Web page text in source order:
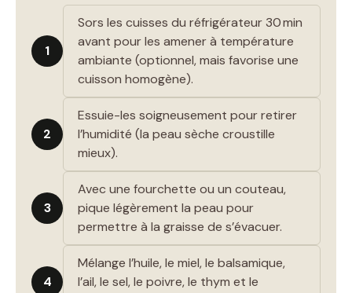
1
Sors les cuisses du réfrigérateur 30 min
avant pour les amener à température
ambiante (optionnel, mais favorise une
cuisson homogène).
2
Essuie-les soigneusement pour retirer
l’humidité (la peau sèche croustille
mieux).
3
Avec une fourchette ou un couteau,
pique légèrement la peau pour
permettre à la graisse de s’évacuer.
4
Mélange l’huile, le miel, le balsamique,
l’ail, le sel, le poivre, le thym et le